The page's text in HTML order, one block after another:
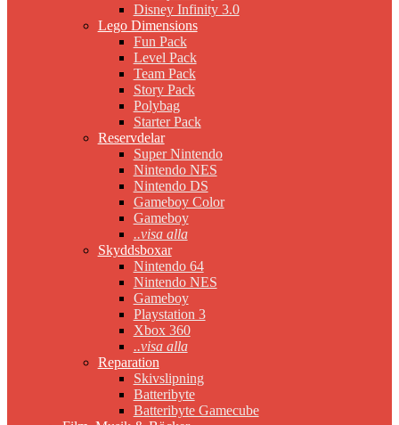
Disney Infinity 3.0
Lego Dimensions
Fun Pack
Level Pack
Team Pack
Story Pack
Polybag
Starter Pack
Reservdelar
Super Nintendo
Nintendo NES
Nintendo DS
Gameboy Color
Gameboy
..visa alla
Skyddsboxar
Nintendo 64
Nintendo NES
Gameboy
Playstation 3
Xbox 360
..visa alla
Reparation
Skivslipning
Batteribyte
Batteribyte Gamecube